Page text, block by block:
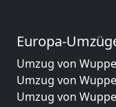
Europa-
Umzug von
Umzug von
Umzug von